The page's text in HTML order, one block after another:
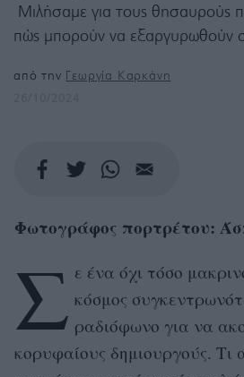
Μιλήσαμε για τους θησαυρούς
πώς μπορούν να εξαργυρωθούν
από την Γεωργία Καρκάνη
Φωτογράφος πορτρέτου:
Σ ε ένα όχι τόσο
κόσμος
ραδιόφωνο για να
κορυφαίους δημιουργούς. Τι